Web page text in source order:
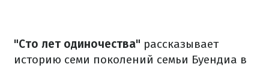
"Сто лет одиночества" рассказывает
историю семи поколений семьи Буендиа в